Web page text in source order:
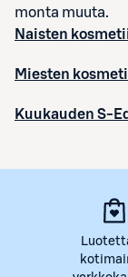
monta muuta.
Naisten
Miesten
Kuukauden S-